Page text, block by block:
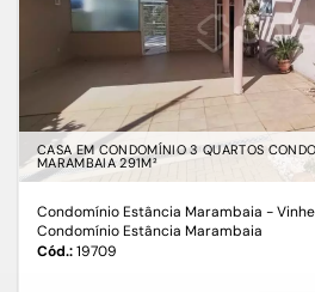
CASA EM CONDOMÍNIO 3 QUARTOS
MARAMBAIA 291M²
Condomínio Estância Marambaia -
Condomínio Estância Marambaia
Cód.:19709